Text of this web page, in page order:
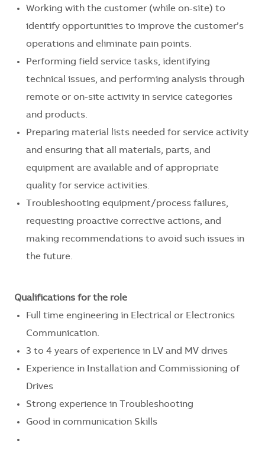
Working with the customer (while on-site) to
identify opportunities to improve the customer’s
operations and eliminate pain points.
Performing field service tasks, identifying
technical issues, and performing analysis through
remote or on-site activity in service categories
and products.
Preparing material lists needed for service activity
and ensuring that all materials, parts, and
equipment are available and of appropriate
quality for service activities.
Troubleshooting equipment/process failures,
requesting proactive corrective actions, and
making recommendations to avoid such issues in
the future.
Qualifications for the role
Full time engineering in Electrical or Electronics
Communication.
3 to 4 years of experience in LV and MV drives
Experience in Installation and Commissioning of
Drives
Strong experience in Troubleshooting
Good in communication Skills